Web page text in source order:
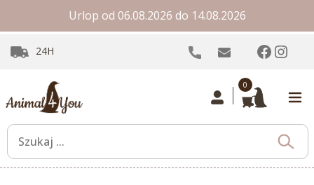
Urlop od 06.08.2026 do 14.08.2026
24H
0